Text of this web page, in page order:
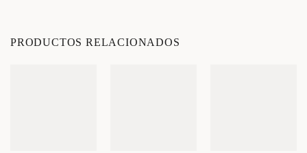
PRODUCTOS RELACIONADOS